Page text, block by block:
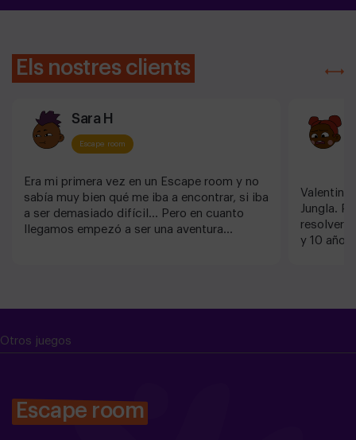
Els nostres clients
Sara H
Escape room
Era mi primera vez en un Escape room y no
sabía muy bien qué me iba a encontrar, si iba
a ser demasiado difícil... Pero en cuanto
llegamos empezó a ser una aventura
Valentin
Jungla.
resolver
y 10 años
Otros juegos
Escape room